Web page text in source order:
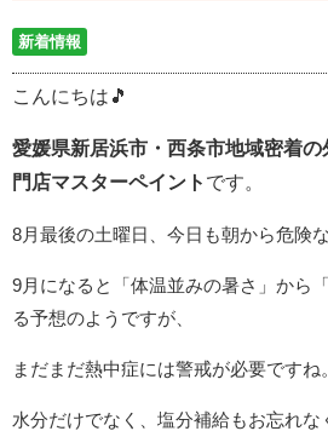
新着情報
こんにちは🎵
愛媛県新居浜市・西条市地域密着
門店マスターペイント です。
8月最後の土曜日、今日も朝から危険
9月になると「体温並みの暑さ」から
る予想のようですが、
まだまだ熱中症には警戒が必要ですね
水分だけでなく、塩分補給もお忘れな